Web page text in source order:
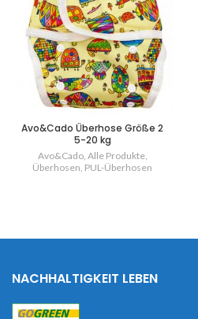
Avo&Cado Überhose Größe 2
5-20 kg
Avo&Cado, Alle Produkte,
Überhosen, PUL-Überhosen
NACHHALTIGKEIT LEBEN